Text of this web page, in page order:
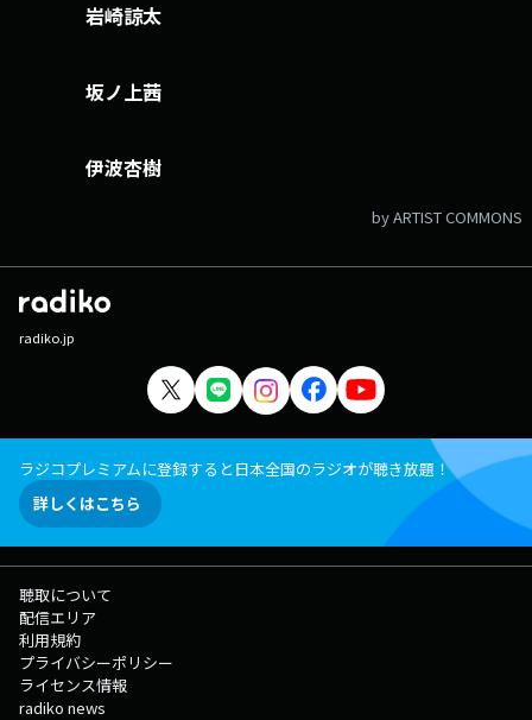
岩崎諒太
坂ノ上茜
伊波杏樹
by ARTIST COMMONS
radiko.jp
ラジコプレミアムに登録すると日本全国のラジオが聴き放題！
詳しくはこちら
聴取について
配信エリア
利用規約
プライバシーポリシー
ライセンス情報
radiko news